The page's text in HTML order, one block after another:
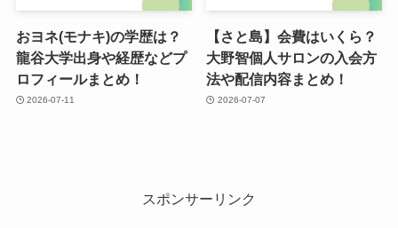
おヨネ(モナキ)の学歴は？
龍谷大学出身や経歴などプ
ロフィールまとめ！
2026-07-11
【さと島】会費はいくら？
大野智個人サロンの入会方
法や配信内容まとめ！
2026-07-07
スポンサーリンク